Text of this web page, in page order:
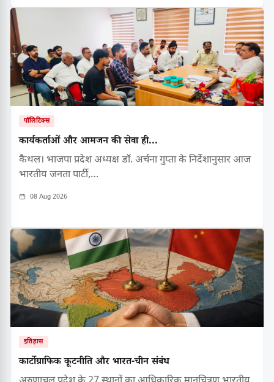
पॉलिटिक्स
कार्यकर्ताओं और आमजन की सेवा ही...
कैथल। भाजपा प्रदेश अध्यक्ष डॉ. अर्चना गुप्ता के निर्देशानुसार आज
भारतीय जनता पार्टी,…
08 Aug 2026
इतिहास
कार्टोग्राफिक कूटनीति और भारत-चीन संबंध